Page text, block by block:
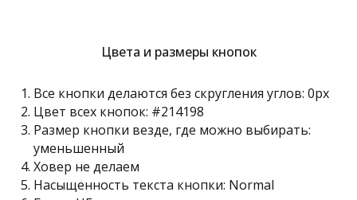
Цвета и размеры кнопок
Все кнопки делаются без скругления углов: 0px
Цвет всех кнопок: #214198
Размер кнопки везде, где можно выбирать:
уменьшенный
Ховер не делаем
Насыщенность текста кнопки: Normal